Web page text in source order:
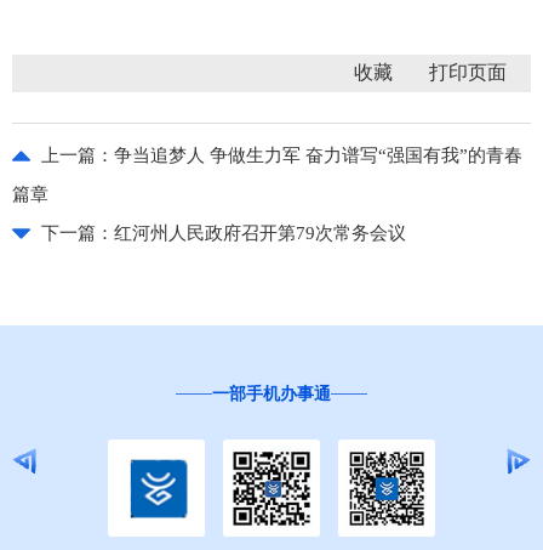
收藏
上一篇： 争当追梦人 争做生力军 奋力谱写“强国有我”的青春
篇章
下一篇： 红河州人民政府召开第79次常务会议
一部手机办事通